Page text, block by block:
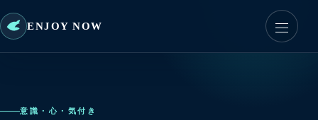
ENJOY NOW
意識・心・気付き